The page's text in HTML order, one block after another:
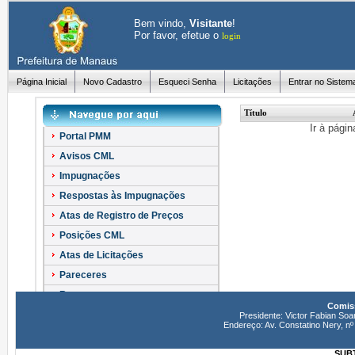
Bem vindo, Visitante!
Por favor, efetue o login
Página Inicial Novo Cadastro Esqueci Senha Licitações Entrar no
Portal PMM
Avisos CML
Impugnações
Respostas às Impugnações
Atas de Registro de Preços
Posições CML
Atas de Licitações
Pareceres
Recursos
Título
Ir à
Presidente: Victor Fabian
Endereço: Av. Constatino Nery,